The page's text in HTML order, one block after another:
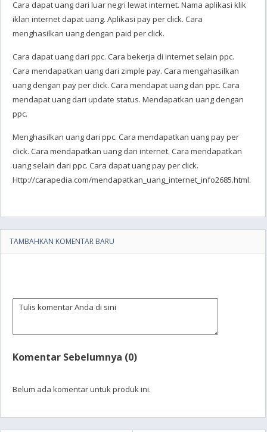
Cara dapat uang dari luar negri lewat internet. Nama aplikasi klik
iklan internet dapat uang. Aplikasi pay per click. Cara
menghasilkan uang dengan paid per click.
Cara dapat uang dari ppc. Cara bekerja di internet selain ppc.
Cara mendapatkan uang dari zimple pay. Cara mengahasilkan
uang dengan pay per click. Cara mendapat uang dari ppc. Cara
mendapat uang dari update status. Mendapatkan uang dengan
ppc.
Menghasilkan uang dari ppc. Cara mendapatkan uang pay per
click. Cara mendapatkan uang dari internet. Cara mendapatkan
uang selain dari ppc. Cara dapat uang pay per click.
Http://carapedia.com/mendapatkan_uang_internet_info2685.html.
TAMBAHKAN KOMENTAR BARU
Komentar Sebelumnya (0)
Belum ada komentar untuk produk ini.